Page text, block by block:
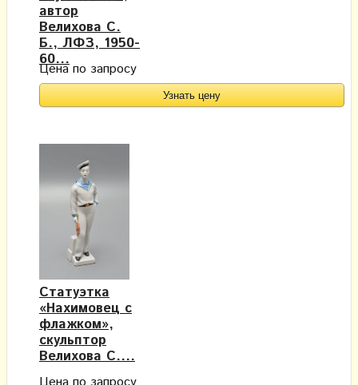
автор
Велихова С.
Б., ЛФЗ, 1950-
60...
Цена по запросу
Узнать цену
Статуэтка
«Нахимовец с
флажком»,
скульптор
Велихова С....